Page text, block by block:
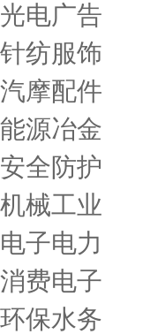
光电广告
针纺服饰
汽摩配件
能源冶金
安全防护
机械工业
电子电力
消费电子
环保水务